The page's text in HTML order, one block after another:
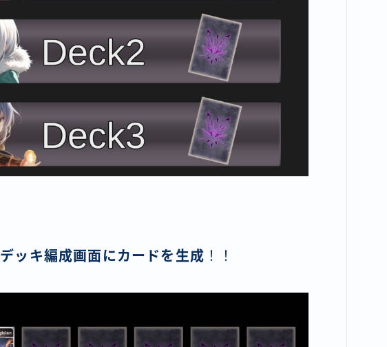
デッキ編成画面にカードを生成 ！！